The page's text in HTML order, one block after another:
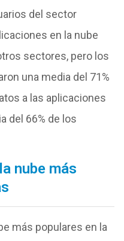
del sector
en la nube
sectores, pero los
una media del 71%
a las aplicaciones
del 66% de los
nube más
más populares en la